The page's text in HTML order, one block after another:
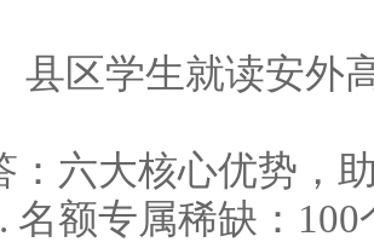
县区学生就读安外
大核心优势，助
专属稀缺：100